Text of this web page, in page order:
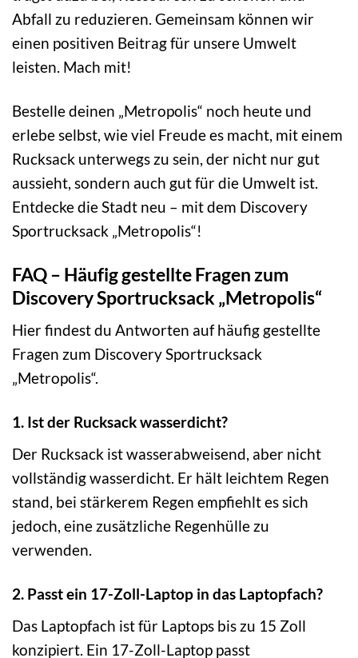
Abfall zu reduzieren. Gemeinsam können wir
einen positiven Beitrag für unsere Umwelt
leisten. Mach mit!
Bestelle deinen „Metropolis“ noch heute und
erlebe selbst, wie viel Freude es macht, mit einem
Rucksack unterwegs zu sein, der nicht nur gut
aussieht, sondern auch gut für die Umwelt ist.
Entdecke die Stadt neu – mit dem Discovery
Sportrucksack „Metropolis“!
FAQ – Häufig gestellte Fragen zum
Discovery Sportrucksack „Metropolis“
Hier findest du Antworten auf häufig gestellte
Fragen zum Discovery Sportrucksack
„Metropolis“.
1. Ist der Rucksack wasserdicht?
Der Rucksack ist wasserabweisend, aber nicht
vollständig wasserdicht. Er hält leichtem Regen
stand, bei stärkerem Regen empfiehlt es sich
jedoch, eine zusätzliche Regenhülle zu
verwenden.
2. Passt ein 17-Zoll-Laptop in das Laptopfach?
Das Laptopfach ist für Laptops bis zu 15 Zoll
konzipiert. Ein 17-Zoll-Laptop passt